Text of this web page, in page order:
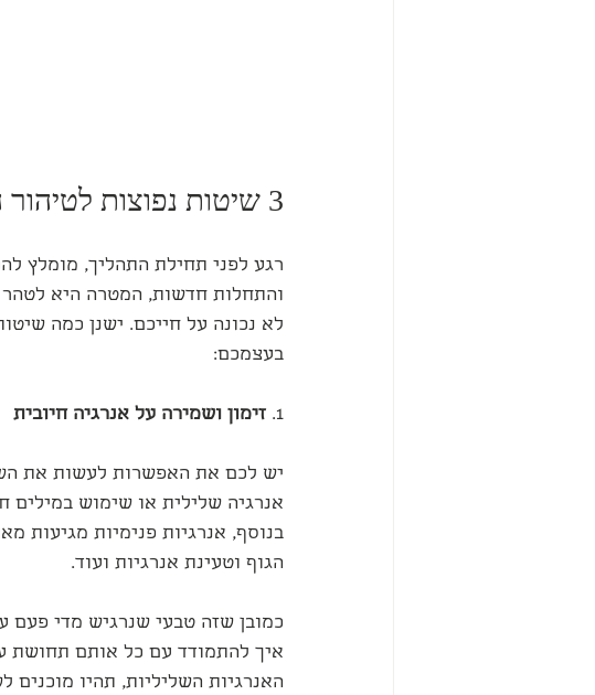
3 שיטות נפוצות לטיהור העסק
רגע לפני תחילת התהליך, מומלץ
והתחלות חדשות, המטרה היא לטהר
לא נכונה על חייכם. ישנן כמה
בעצמכם:
1. זימון ושמירה על אנרגיה חיובית
יש לכם את האפשרות לעשות את
אנרגיה שלילית או שימוש במילים
בנוסף, אנרגיות פנימיות מגיעות
הגוף וטעינת אנרגיות ועוד.
כמובן שזה טבעי שנרגיש מדי פעם
איך להתמודד עם כל אותם תחושת
האנרגיות השליליות, תהיו מוכנים